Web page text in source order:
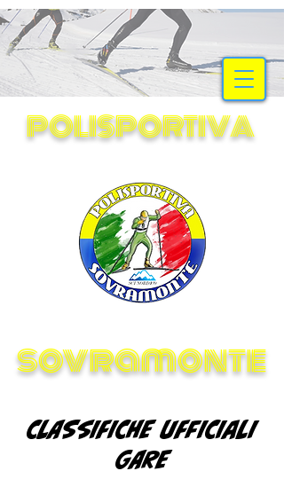
POLISPORTIVA
SCI NORDICO
sovramonte
CLASSIFICHE UFFICIALI
GARE